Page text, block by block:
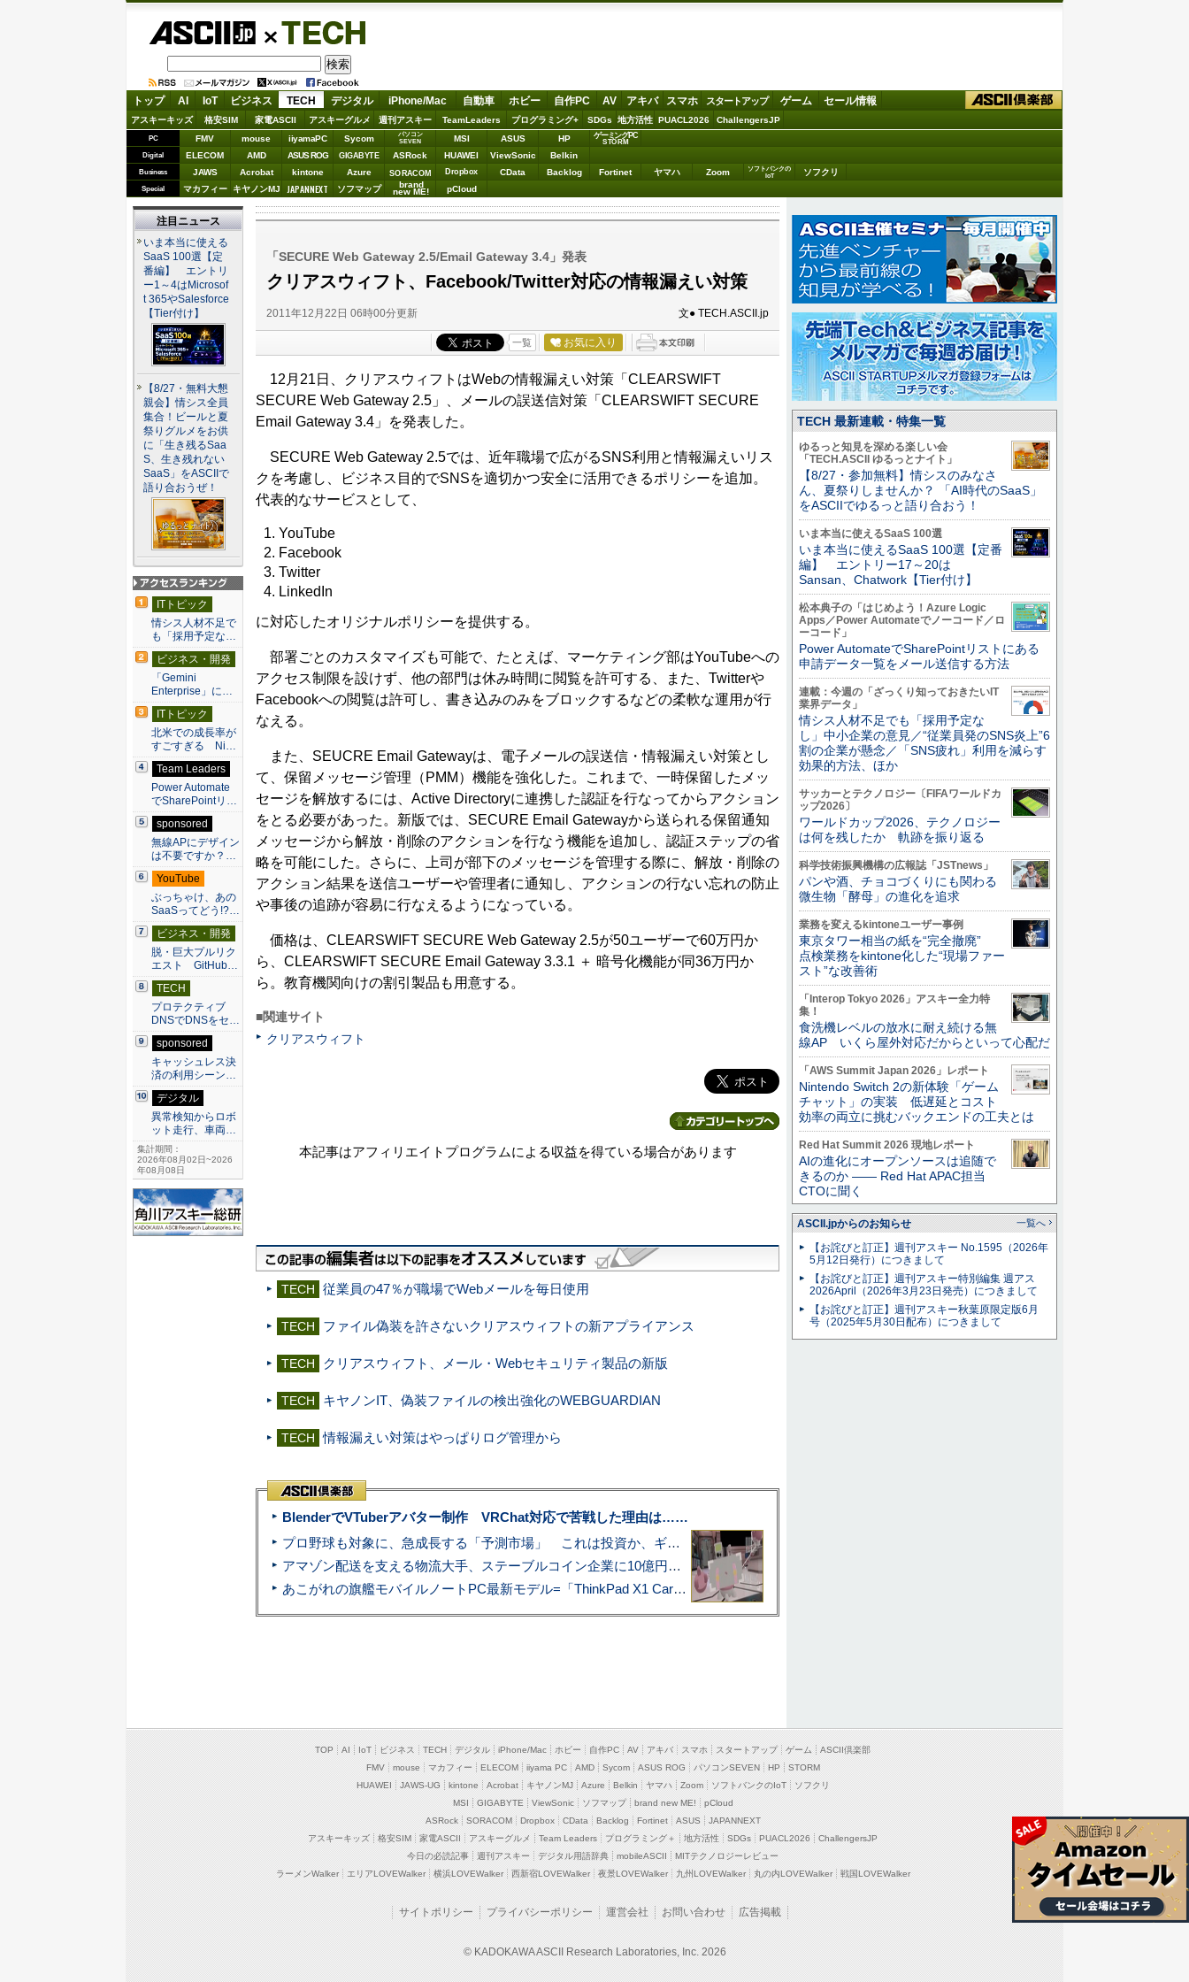
TECH
トップ AI IoT ビジネス TECH デジタル iPhone/Mac 自動車 ホビー 自作PC AV アキバ スマホ スタートアップ ゲーム セール情報
アスキーキッズ 格安SIM 家電ASCII アスキーグルメ 週刊アスキー TeamLeaders プログラミング+ SDGs 地方活性 PUACL2026 ChallengersJP
PC FMV mouse iiyamaPC Sycom
パソコン
SEVEN
MSI ASUS HP ゲーミングPC
STORM
Digital ELECOM AMD ASUS ROG GIGABYTE ASRock HUAWEI ViewSonic Belkin
Business JAWS Acrobat kintone Azure SORACOM Dropbox CData Backlog Fortinet ヤマハ Zoom
ソフトバンクの
IoT
ソフクリ
Special マカフィー キヤノンMJ JAPANNEXT ソフマップ brand
new ME! pCloud
「SECURE Web Gateway 2.5/Email Gateway 3.4」発表
クリアスウィフト、Facebook/Twitter対応の情報漏えい対策
2011年12月22日 06時00分更新 文● TECH.ASCII.jp
一覧 お気に入り
12月21日、クリアスウィフトはWebの情報漏えい対策「CLEARSWIFT
SECURE Web Gateway 2.5」、メールの誤送信対策「CLEARSWIFT SECURE
Email Gateway 3.4」を発表した。
SECURE Web Gateway 2.5では、近年職場で広がるSNS利用と情報漏えいリス
クを考慮し、ビジネス目的でSNSを適切かつ安全に活用できるポリシーを追加。
代表的なサービスとして、
YouTube
Facebook
Twitter
LinkedIn
に対応したオリジナルポリシーを提供する。
部署ごとのカスタマイズも可能で、たとえば、マーケティング部はYouTubeへの
アクセス制限を設けず、他の部門は休み時間に閲覧を許可する、また、Twitterや
Facebookへの閲覧は許可し、書き込みのみをブロックするなどの柔軟な運用が行
なえる。
また、SEUCRE Email Gatewayは、電子メールの誤送信・情報漏えい対策とし
て、保留メッセージ管理（PMM）機能を強化した。これまで、一時保留したメッ
セージを解放するには、Active Directoryに連携した認証を行なってからアクション
をとる必要があった。新版では、SECURE Email Gatewayから送られる保留通知
メッセージから解放・削除のアクションを行なう機能を追加し、認証ステップの省
略を可能にした。さらに、上司が部下のメッセージを管理する際に、解放・削除の
アクション結果を送信ユーザーや管理者に通知し、アクションの行ない忘れの防止
や事後の追跡が容易に行なえるようになっている。
価格は、CLEARSWIFT SECURE Web Gateway 2.5が50ユーザーで60万円か
ら、CLEARSWIFT SECURE Email Gateway 3.3.1 ＋ 暗号化機能が同36万円か
ら。教育機関向けの割引製品も用意する。
■関連サイト
クリアスウィフト
本記事はアフィリエイトプログラムによる収益を得ている場合があります
TECH 従業員の47％が職場でWebメールを毎日使用
TECH ファイル偽装を許さないクリアスウィフトの新アプライアンス
TECH クリアスウィフト、メール・Webセキュリティ製品の新版
TECH キヤノンIT、偽装ファイルの検出強化のWEBGUARDIAN
TECH 情報漏えい対策はやっぱりログ管理から
BlenderでVTuberアバター制作 VRChat対応で苦戦した理由は……
プロ野球も対象に、急成長する「予測市場」 これは投資か、ギャンブルか
アマゾン配送を支える物流大手、ステーブルコイン企業に10億円投資のワケ
あこがれの旗艦モバイルノートPC最新モデル=「ThinkPad X1 Carbon Gen 14 Aura Edition」実機レビュー
注目ニュース
いま本当に使える
SaaS 100選【定
番編】 エントリ
ー1～4はMicrosof
t 365やSalesforce
【Tier付け】
【8/27・無料大懇
親会】情シス全員
集合！ビールと夏
祭りグルメをお供
に「生き残るSaa
S、生き残れない
SaaS」をASCIIで
語り合おうぜ！
アクセスランキン
グ
ITトピック
情シス人材不足で
も「採用予定な…
ビジネス・開発
「Gemini
Enterprise」に…
ITトピック
北米での成長率が
すごすぎる Ni…
Team Leaders
Power Automate
でSharePointリ…
sponsored
無線APにデザイン
は不要ですか？…
YouTube
ぶっちゃけ、あの
SaaSってどう!?…
ビジネス・開発
脱・巨大プルリク
エスト GitHub…
TECH
プロテクティブ
DNSでDNSをセ…
sponsored
キャッシュレス決
済の利用シーン…
デジタル
異常検知からロボ
ット走行、車両…
集計期間：
2026年08月02日~2026
年08月08日
TECH 最新連載・特集一覧
ゆるっと知見を深める楽しい会
「TECH.ASCII ゆるっとナイト」
【8/27・参加無料】情シスのみなさ
ん、夏祭りしませんか？ 「AI時代のSaaS」
をASCIIでゆるっと語り合おう！
いま本当に使えるSaaS 100選
いま本当に使えるSaaS 100選【定番
編】 エントリー17～20は
Sansan、Chatwork【Tier付け】
松本典子の「はじめよう！Azure Logic
Apps／Power Automateでノーコード／ロ
ーコード」
Power AutomateでSharePointリストにある
申請データ一覧をメール送信する方法
連載：今週の「ざっくり知っておきたいIT
業界データ」
情シス人材不足でも「採用予定な
し」中小企業の意見／“従業員発のSNS炎上”6
割の企業が懸念／「SNS疲れ」利用を減らす
効果的方法、ほか
サッカーとテクノロジー〔FIFAワールドカ
ップ2026〕
ワールドカップ2026、テクノロジー
は何を残したか 軌跡を振り返る
科学技術振興機構の広報誌「JSTnews」
パンや酒、チョコづくりにも関わる
微生物「酵母」の進化を追求
業務を変えるkintoneユーザー事例
東京タワー相当の紙を“完全撤廃”
点検業務をkintone化した“現場ファー
スト”な改善術
「Interop Tokyo 2026」アスキー全力特
集！
食洗機レベルの放水に耐え続ける無
線AP いくら屋外対応だからといって心配だ
「AWS Summit Japan 2026」レポート
Nintendo Switch 2の新体験「ゲーム
チャット」の実装 低遅延とコスト
効率の両立に挑むバックエンドの工夫とは
Red Hat Summit 2026 現地レポート
AIの進化にオープンソースは追随で
きるのか ―― Red Hat APAC担当
CTOに聞く
ASCII.jpからのお知らせ 一覧へ
【お詫びと訂正】週刊アスキー No.1595（2026年
5月12日発行）につきまして
【お詫びと訂正】週刊アスキー特別編集 週アス
2026April（2026年3月23日発売）につきまして
【お詫びと訂正】週刊アスキー秋葉原限定版6月
号（2025年5月30日配布）につきまして
TOP AI IoT ビジネス TECH デジタル iPhone/Mac ホビー 自作PC AV アキバ スマホ スタートアップ ゲーム
ASCII倶楽部
FMV
mouse マカフィー ELECOM iiyama PC AMD Sycom ASUS ROG パソコンSEVEN HP
STORM
HUAWEI
JAWS-UG kintone Acrobat キヤノンMJ Azure Belkin ヤマハ Zoom ソフトバンクのIoT
ソフクリ
MSI
GIGABYTE ViewSonic ソフマップ brand new ME!
pCloud
ASRock
SORACOM Dropbox CData Backlog Fortinet ASUS
JAPANNEXT
アスキーキッズ
格安SIM 家電ASCII アスキーグルメ Team Leaders プログラミング＋ 地方活性 SDGs PUACL2026
ChallengersJP
今日の必読記事
週刊アスキー デジタル用語辞典 mobileASCII
MITテクノロジーレビュー
ラーメンWalker
エリアLOVEWalker 横浜LOVEWalker 西新宿LOVEWalker 夜景LOVEWalker 九州LOVEWalker 丸の内LOVEWalker 戦国LOVEWalker
サイトポリシー プライバシーポリシー 運営会社 お問い合わせ 広告掲載
© KADOKAWA ASCII Research Laboratories, Inc. 2026